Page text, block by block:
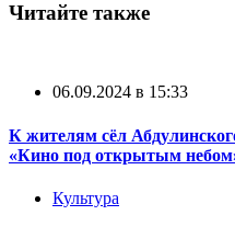
Читайте также
06.09.2024 в 15:33
К жителям сёл
«Кино под открытым
Культура